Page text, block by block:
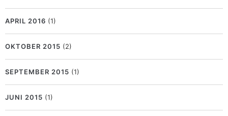
APRIL 2016 (1)
OKTOBER 2015 (2)
SEPTEMBER 2015 (1)
JUNI 2015 (1)